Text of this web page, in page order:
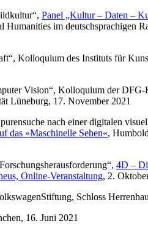
Panel „Kultur – Daten –
Humanities im deutschsprachigen
Kolloquium des Instituts für
Vision“, Kolloquium der
Lüneburg, 17. November 2021
nach einer digitalen
das »Maschinelle Sehen«,
4D –
Online-Veranstaltung, 2.
Schloss
16. Juni 2021